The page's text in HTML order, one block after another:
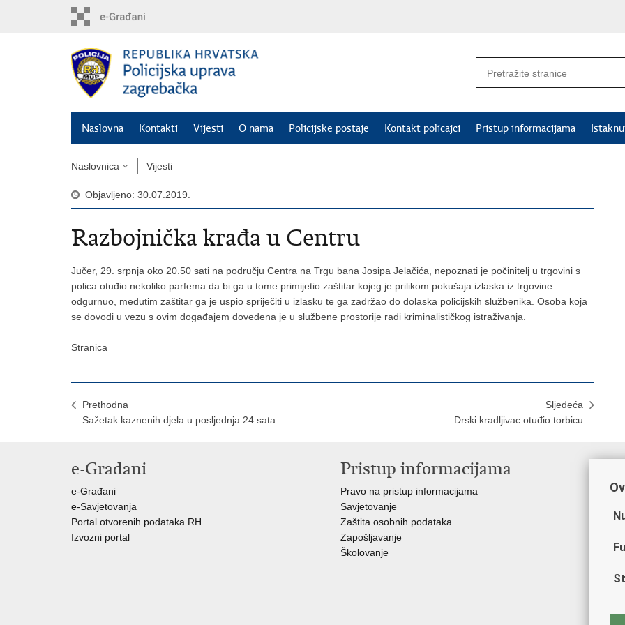
Naslovna Kontakti Vijesti O nama Policijske postaje Kontakt policajci Pristup informacijama
Naslovnica Vijesti
Objavljeno: 30.07.2019.
Razbojnička krađa u Centru
Jučer, 29. srpnja oko 20.50 sati na području Centra na Trgu bana Josipa Jelačića, nepoznati je počinitelj u trgovini s
polica otuđio nekoliko parfema da bi ga u tome primijetio zaštitar kojeg je prilikom pokušaja izlaska iz trgovine
odgurnuo, međutim zaštitar ga je uspio spriječiti u izlasku te ga zadržao do dolaska policijskih službenika. Osoba koja
se dovodi u vezu s ovim događajem dovedena je u službene prostorije radi kriminalističkog istraživanja.
Stranica
Prethodna
Sažetak kaznenih djela u posljednja 24 sata
Sljedeća
Drski kradljivac otuđio torbicu
e-Građani
e-Građani
e-Savjetovanja
Portal otvorenih podataka RH
Izvozni portal
Pristup informacijama
Pravo na pristup informacijama
Savjetovanje
Zaštita osobnih podataka
Zapošljavanje
Školovanje